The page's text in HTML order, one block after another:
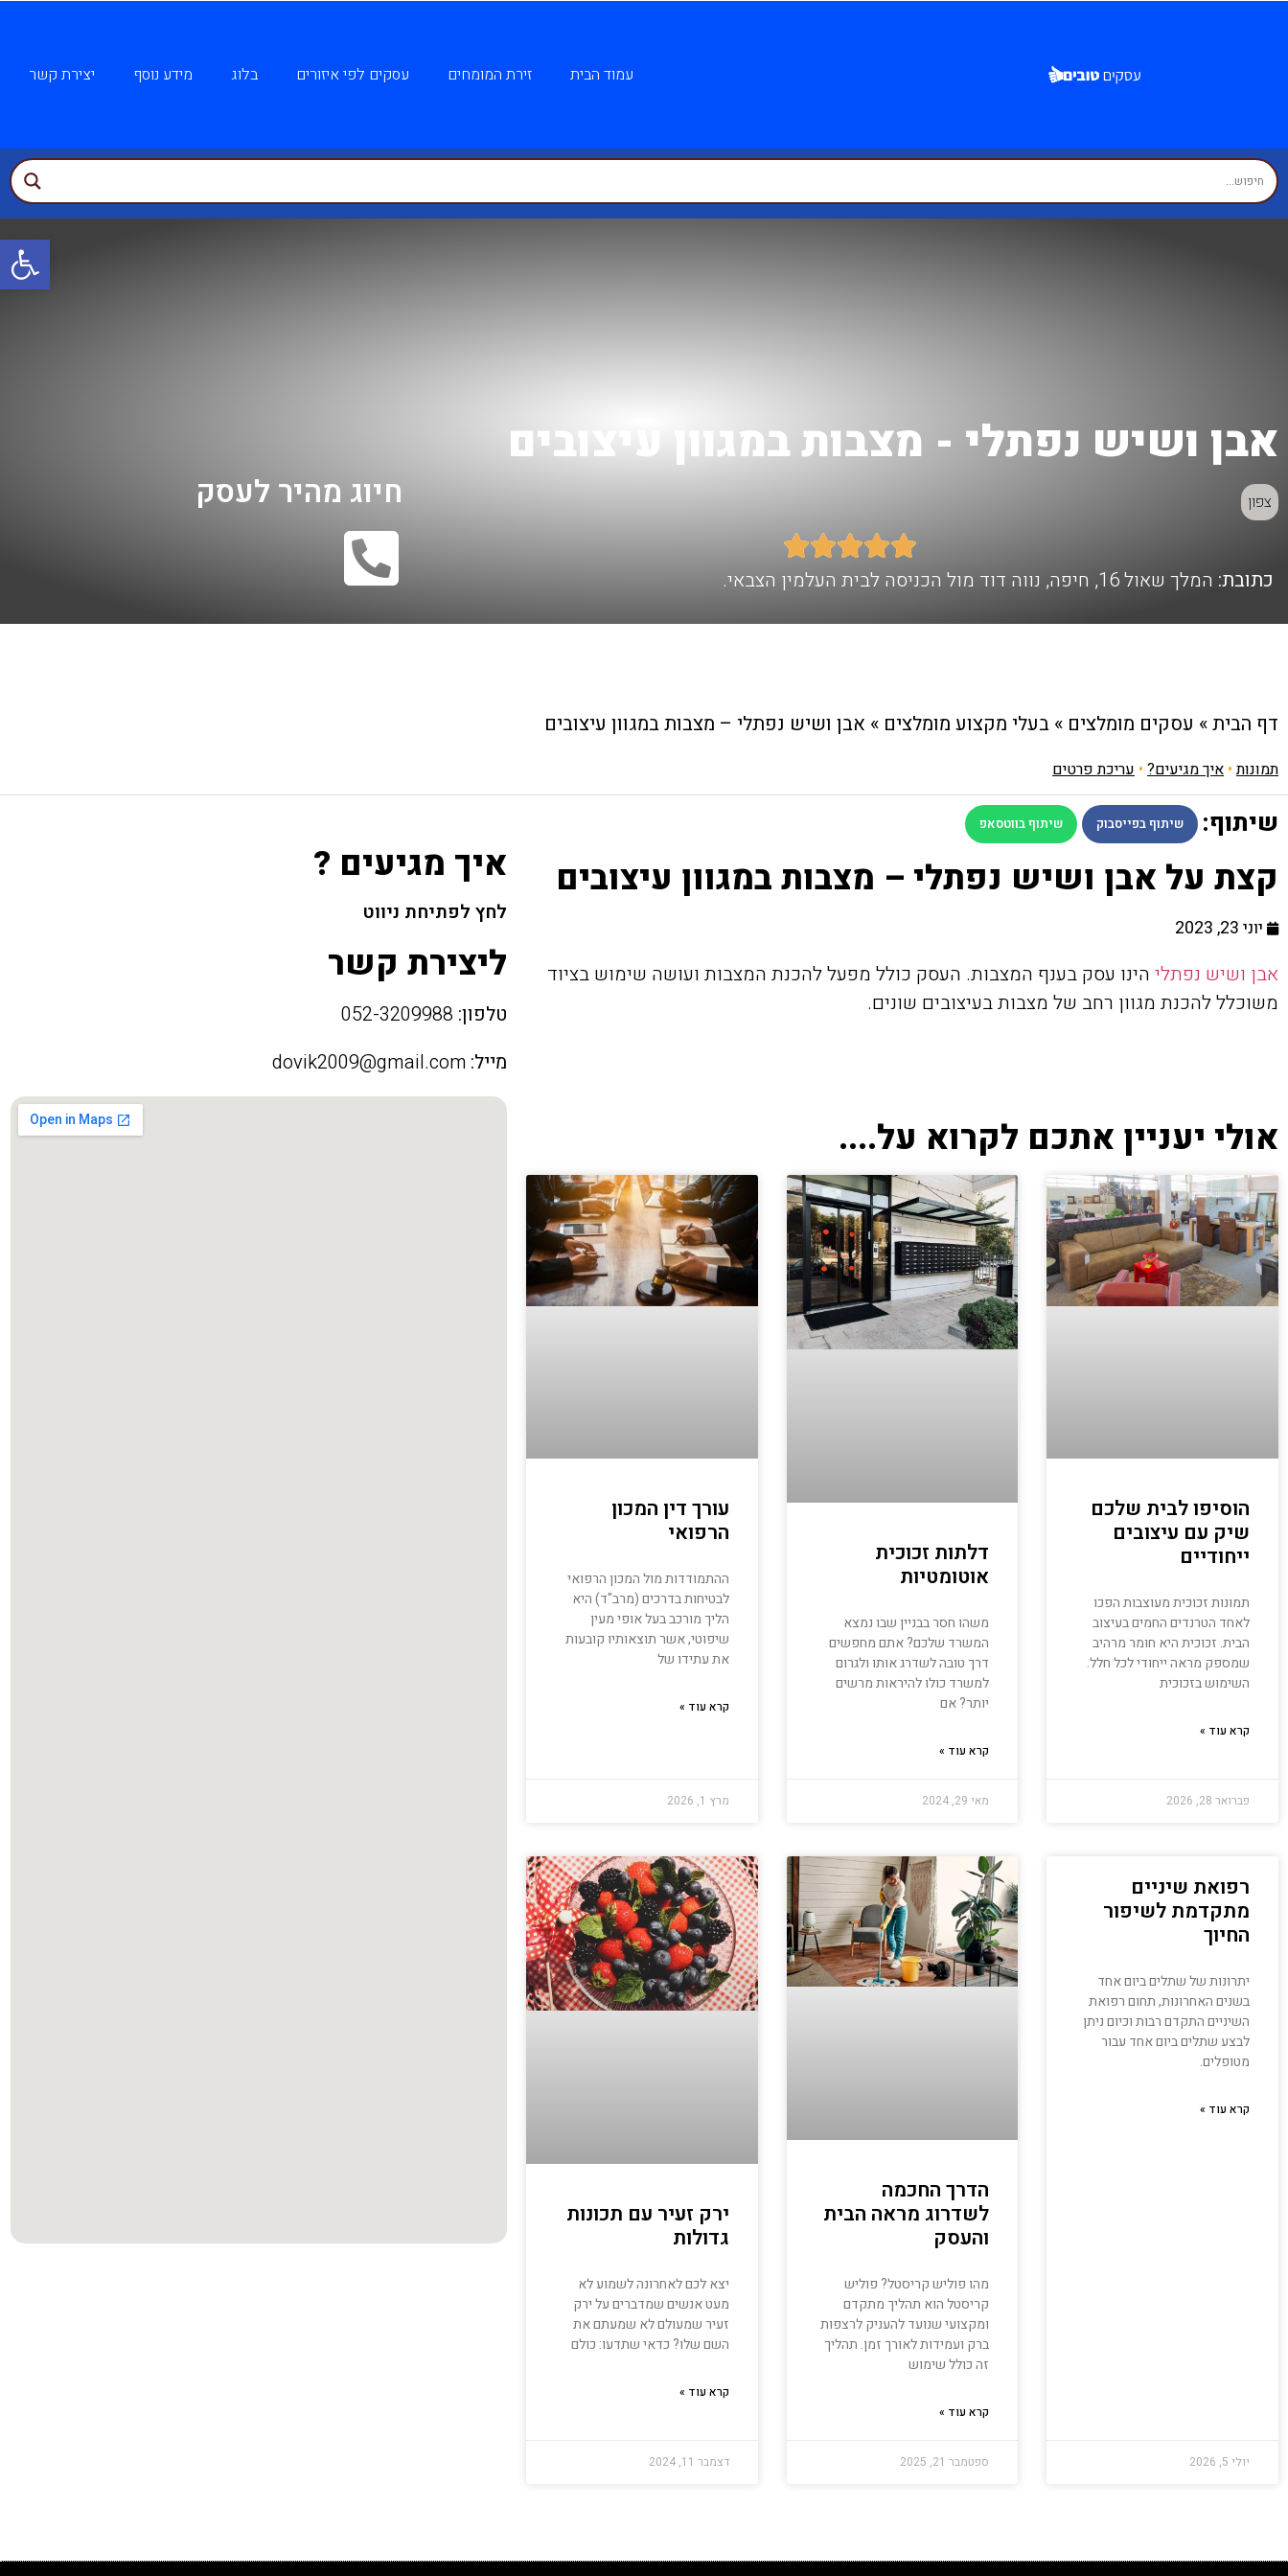
עמוד הבית זירת המומחים עסקים לפי איזורים בלוג מידע נוסף יצירת קשר
אבן ושיש נפתלי - מצבות במגוון עיצובים
צפון





כתובת: המלך שאול 16, חיפה, נווה דוד מול הכניסה לבית העלמין הצבאי.
חיוג מהיר לעסק
דף הבית» עסקים מומלצים » בעלי מקצוע מומלצים » אבן ושיש נפתלי – מצבות במגוון עיצובים
תמונות• איך מגיעים? • עריכת פרטים
שיתוף: שיתוף בפייסבוק שיתוף בווטסאפ
קצת על אבן ושיש נפתלי – מצבות במגוון עיצובים
יוני 23, 2023
אבן ושיש נפתלי הינו עסק בענף המצבות. העסק כולל מפעל להכנת המצבות ועושה שימוש בציוד
משוכלל להכנת מגוון רחב של מצבות בעיצובים שונים.
אולי יעניין אתכם לקרוא על....
הוסיפו לבית שלכם
שיק עם עיצובים
ייחודיים
תמונות זכוכית מעוצבות הפכו
לאחד הטרנדים החמים בעיצוב
הבית. זכוכית היא חומר מרהיב
שמספק מראה ייחודי לכל חלל.
השימוש בזכוכית
קרא עוד »
פברואר 28, 2026
דלתות זכוכית
אוטומטיות
משהו חסר בבניין שבו נמצא
המשרד שלכם? אתם מחפשים
דרך טובה לשדרג אותו ולגרום
למשרד כולו להיראות מרשים
יותר? אם
קרא עוד »
מאי 29, 2024
עורך דין המכון
הרפואי
ההתמודדות מול המכון הרפואי
לבטיחות בדרכים (מרב"ד) היא
הליך מורכב בעל אופי מעין
שיפוטי, אשר תוצאותיו קובעות
את עתידו של
קרא עוד »
מרץ 1, 2026
רפואת שיניים
מתקדמת לשיפור
החיוך
יתרונות של שתלים ביום אחד
בשנים האחרונות, תחום רפואת
השיניים התקדם רבות וכיום ניתן
לבצע שתלים ביום אחד עבור
מטופלים.
קרא עוד »
יולי 5, 2026
הדרך החכמה
לשדרוג מראה הבית
והעסק
מהו פוליש קריסטל? פוליש
קריסטל הוא תהליך מתקדם
ומקצועי שנועד להעניק לרצפות
ברק ועמידות לאורך זמן. תהליך
זה כולל שימוש
קרא עוד »
ספטמבר 21, 2025
ירק זעיר עם תכונות
גדולות
יצא לכם לאחרונה לשמוע לא
מעט אנשים שמדברים על ירק
זעיר שמעולם לא שמעתם את
השם שלו? כדאי שתדעו: כולם
קרא עוד »
דצמבר 11, 2024
איך מגיעים ?
לחץ לפתיחת ניווט
ליצירת קשר
טלפון:
מייל: dovik2009@gmail.com